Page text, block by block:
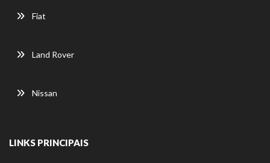
Fiat
Land Rover
Nissan
LINKS PRINCIPAIS